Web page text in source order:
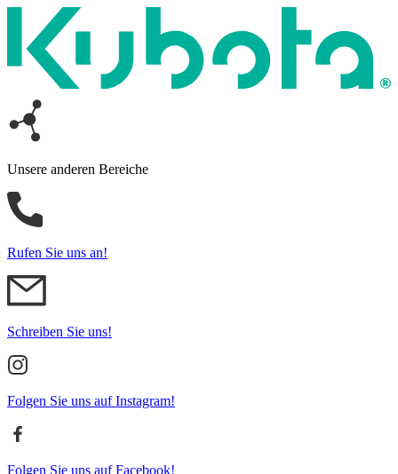
Unsere anderen Bereiche
Rufen Sie uns an!
Schreiben Sie uns!
Folgen Sie uns auf Instagram!
Folgen Sie uns auf Facebook!